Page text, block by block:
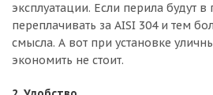
эксплуатации. Если перила будут
переплачивать за AISI 304 и тем
смысла. А вот при установке
экономить не стоит.